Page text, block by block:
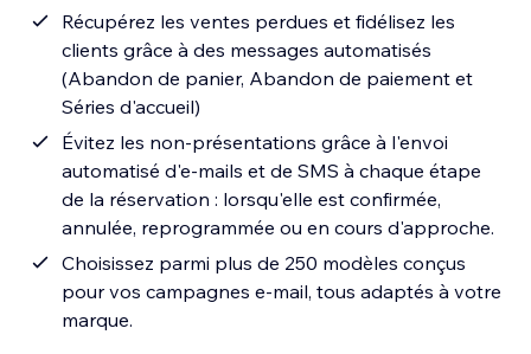
Récupérez les ventes perdues et fidélisez les
clients grâce à des messages automatisés
(Abandon de panier, Abandon de paiement et
Séries d'accueil)
Évitez les non-présentations grâce à l'envoi
automatisé d'e-mails et de SMS à chaque étape
de la réservation : lorsqu'elle est confirmée,
annulée, reprogrammée ou en cours d'approche.
Choisissez parmi plus de 250 modèles conçus
pour vos campagnes e-mail, tous adaptés à votre
marque.